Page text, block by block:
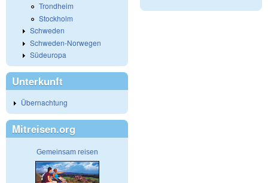
Trondheim
Stockholm
Schweden
Schweden-Norwegen
Südeuropa
Unterkunft
Übernachtung
Mitreisen.org
Gemeinsam reisen